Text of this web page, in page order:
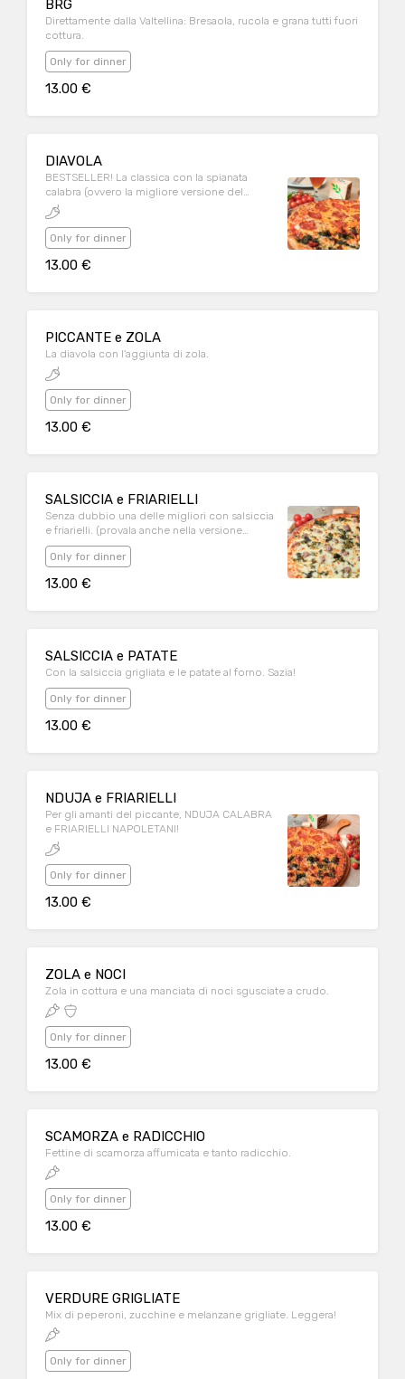
BRG
Direttamente dalla Valtellina: Bresaola, rucola e grana tutti fuori
cottura.
Only for dinner
13.00 €
DIAVOLA
BESTSELLER! La classica con la spianata
calabra (ovvero la migliore versione del
salamino piccante).
Only for dinner
13.00 €
PICCANTE e ZOLA
La diavola con l'aggiunta di zola.
Only for dinner
13.00 €
SALSICCIA e FRIARIELLI
Senza dubbio una delle migliori con salsiccia
e friarielli. (provala anche nella versione
bianca)
Only for dinner
13.00 €
SALSICCIA e PATATE
Con la salsiccia grigliata e le patate al forno. Sazia!
Only for dinner
13.00 €
NDUJA e FRIARIELLI
Per gli amanti del piccante, NDUJA CALABRA
e FRIARIELLI NAPOLETANI!
Only for dinner
13.00 €
ZOLA e NOCI
Zola in cottura e una manciata di noci sgusciate a crudo.
Only for dinner
13.00 €
SCAMORZA e RADICCHIO
Fettine di scamorza affumicata e tanto radicchio.
Only for dinner
13.00 €
VERDURE GRIGLIATE
Mix di peperoni, zucchine e melanzane grigliate. Leggera!
Only for dinner